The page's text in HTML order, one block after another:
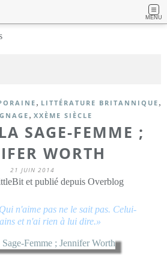
MENU
, LITTÉRATURE BRITANNIQUE ,
, XXÈME SIÈCLE
SAGE-FEMME ;
WORTH
21 JUIN 2014
et publié depuis Overblog
n'aime pas ne le sait pas. Celui-
et n'ai rien à lui dire.»